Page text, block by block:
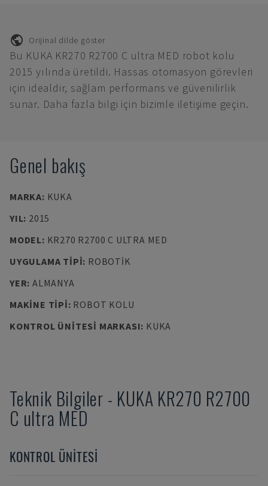
Orijinal dilde göster
Bu KUKA KR270 R2700 C ultra MED robot kolu
2015 yılında üretildi. Hassas otomasyon görevleri
için idealdir, sağlam performans ve güvenilirlik
sunar. Daha fazla bilgi için bizimle iletişime geçin.
Genel bakış
MARKA: KUKA
YIL: 2015
MODEL: KR270 R2700 C ULTRA MED
UYGULAMA TIPI: ROBOTIK
YER: ALMANYA
MAKINE TIPI: ROBOT KOLU
KONTROL ÜNITESI MARKASI: KUKA
Teknik Bilgiler - KUKA KR270 R2700
C ultra MED
KONTROL ÜNITESI